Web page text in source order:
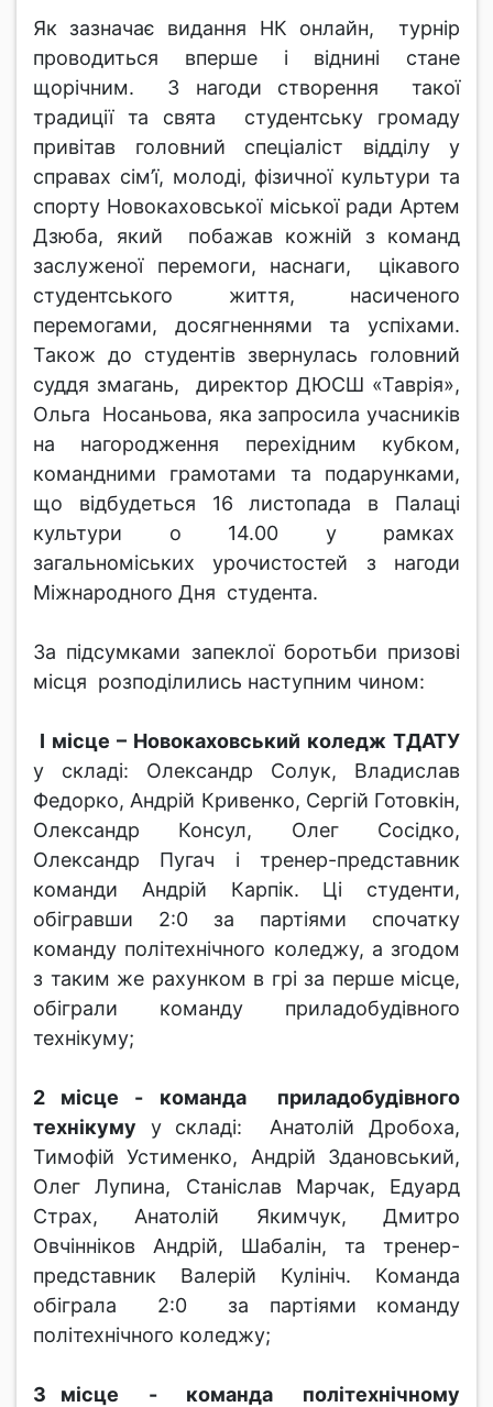
Як зазначає видання НК онлайн, турнір
проводиться вперше і віднині стане
щорічним. З нагоди створення такої
традиції та свята студентську громаду
привітав головний спеціаліст відділу у
справах сім’ї, молоді, фізичної культури та
спорту Новокаховської міської ради Артем
Дзюба, який побажав кожній з команд
заслуженої перемоги, наснаги, цікавого
студентського життя, насиченого
перемогами, досягненнями та успіхами.
Також до студентів звернулась головний
суддя змагань, директор ДЮСШ «Таврія»,
Ольга Носаньова, яка запросила учасників
на нагородження перехідним кубком,
командними грамотами та подарунками,
що відбудеться 16 листопада в Палаці
культури о 14.00 у рамках
загальноміських урочистостей з нагоди
Міжнародного Дня студента.
За підсумками запеклої боротьби призові
місця розподілились наступним чином:
І місце – Новокаховський коледж ТДАТУ
у складі: Олександр Солук, Владислав
Федорко, Андрій Кривенко, Сергій Готовкін,
Олександр Консул, Олег Сосідко,
Олександр Пугач і тренер-представник
команди Андрій Карпік. Ці студенти,
обігравши 2:0 за партіями спочатку
команду політехнічного коледжу, а згодом
з таким же рахунком в грі за перше місце,
обіграли команду приладобудівного
технікуму;
2 місце - команда приладобудівного
технікуму у складі: Анатолій Дробоха,
Тимофій Устименко, Андрій Здановський,
Олег Лупина, Станіслав Марчак, Едуард
Страх, Анатолій Якимчук, Дмитро
Овчінніков Андрій, Шабалін, та тренер-
представник Валерій Кулініч. Команда
обіграла 2:0 за партіями команду
політехнічного коледжу;
3 місце - команда політехнічному